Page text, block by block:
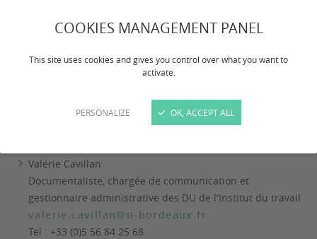
COOKIES MANAGEMENT PANEL
This site uses cookies and gives you control over what you want to
activate.
PERSONALIZE OK, ACCEPT ALL
DIRECTEUR ADJOINT :Philippe Hélis
L'équipe administrative
Valérie Cavillan
Documentaliste, chargée de communication et
gestionnaire administrative des DU de l'Institut du travail
valerie.cavillan@u-bordeaux.fr
Tel : +33 (0)5 56 84 25 68